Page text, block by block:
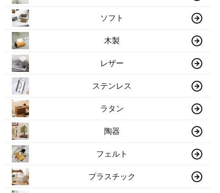
ソフト
木製
レザー
ステンレス
ラタン
陶器
フェルト
プラスチック